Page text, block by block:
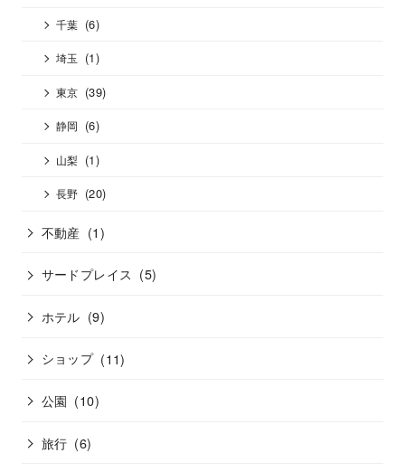
千葉 (6)
埼玉 (1)
東京 (39)
静岡 (6)
山梨 (1)
長野 (20)
不動産 (1)
サードプレイス (5)
ホテル (9)
ショップ (11)
公園 (10)
旅行 (6)